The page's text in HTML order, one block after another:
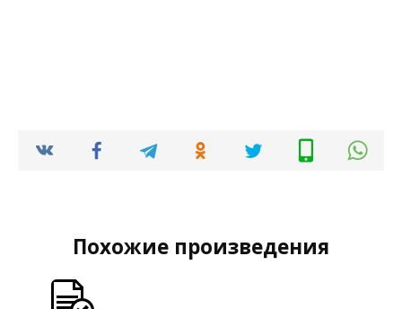
Похожие произведения